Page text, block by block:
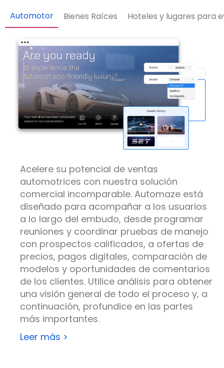
Automotor Bienes Raíces Hoteles y lugares para
Acelere su potencial de ventas
automotrices con nuestra solución
comercial incomparable. Automaze está
diseñado para acompañar a los usuarios
a lo largo del embudo, desde programar
reuniones y coordinar pruebas de manejo
con prospectos calificados, a ofertas de
precios, pagos digitales, comparación de
modelos y oportunidades de comentarios
de los clientes. Utilice análisis para obtener
una visión general de todo el proceso y, a
continuación, profundice en las partes
más importantes.
Leer más >